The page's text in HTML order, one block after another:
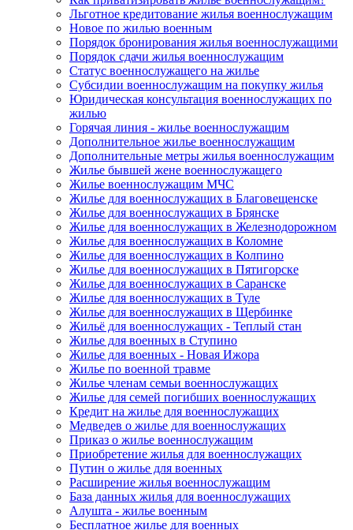
Льготное кредитование жилья военнослужащим
Новое по жилью военным
Порядок бронирования жилья военнослужащими
Порядок сдачи жилья военнослужащим
Статус военнослужащего на жилье
Субсидии военнослужащим на покупку жилья
Юридическая консультация военнослужащих по
жилью
Горячая линия - жилье военнослужащим
Дополнительное жилье военнослужащим
Дополнительные метры жилья военнослужащим
Жилье бывшей жене военнослужащего
Жилье военнослужащим МЧС
Жилье для военнослужащих в Благовещенске
Жилье для военнослужащих в Брянске
Жилье для военнослужащих в Железнодорожном
Жилье для военнослужащих в Коломне
Жилье для военнослужащих в Колпино
Жилье для военнослужащих в Пятигорске
Жилье для военнослужащих в Саранске
Жилье для военнослужащих в Туле
Жилье для военнослужащих в Щербинке
Жильё для военнослужащих - Теплый стан
Жилье для военных в Ступино
Жилье для военных - Новая Ижора
Жилье по военной травме
Жилье членам семьи военнослужащих
Жилье для семей погибших военнослужащих
Кредит на жилье для военнослужащих
Медведев о жилье для военнослужащих
Приказ о жилье военнослужащим
Приобретение жилья для военнослужащих
Путин о жилье для военных
Расширение жилья военнослужащим
База данных жилья для военнослужащих
Алушта - жилье военным
Бесплатное жилье для военных